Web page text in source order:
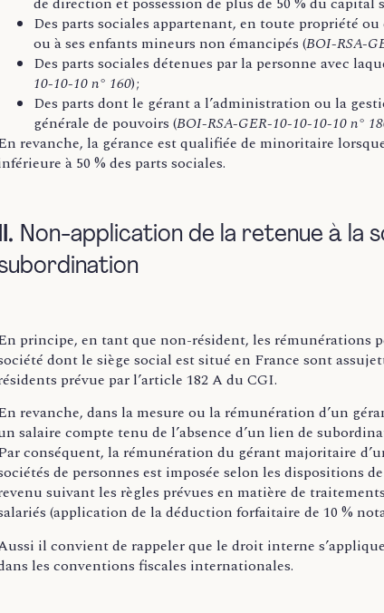
Des parts sociales appartenant, en toute propriété
ou à ses enfants mineurs non émancipés (BOI-RSA-
Des parts sociales détenues par la personne avec
10-10-10 n° 160) ;
Des parts dont le gérant a l’administration ou la
générale de pouvoirs (BOI-RSA-GER-10-10-10-10 n°
revanche, la gérance est qualifiée de minoritaire
à 50 % des parts sociales.
Non-application de la retenue à la
principe, en tant que non-résident, les rémunérations
dont le siège social est situé en France sont
prévue par l’article 182 A du CGI.
revanche, dans la mesure ou la rémunération d’un
salaire compte tenu de l’absence d’un lien de
conséquent, la rémunération du gérant majoritaire
de personnes est imposée selon les dispositions
suivant les règles prévues en matière de
(application de la déduction forfaitaire de 10 %
il convient de rappeler que le droit interne
les conventions fiscales internationales.